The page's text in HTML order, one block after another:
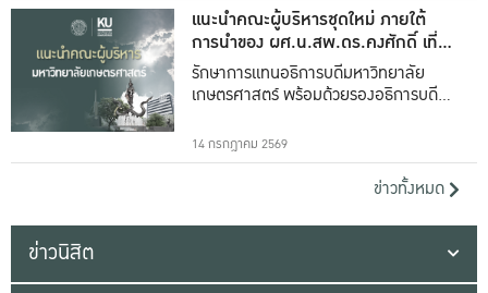
แนะนำคณะผู้บริหารชุดใหม่ ภายใต้
การนำของ ผศ.น.สพ.ดร.คงศักดิ์ เที่ยง
ธรรม
รักษาการแทนอธิการบดีมหาวิทยาลัย
เกษตรศาสตร์ พร้อมด้วยรองอธิการบดีทั้ง
14 กรกฎาคม 2569
ข่าวทั้งหมด
ข่าวนิสิต